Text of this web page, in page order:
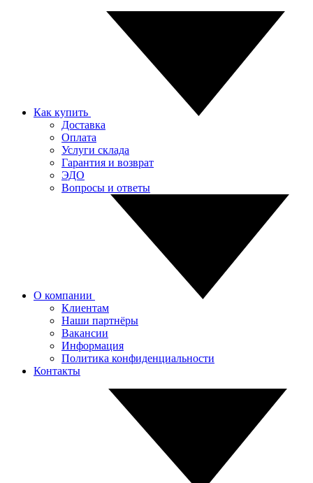
Как купить
Доставка
Оплата
Услуги склада
Гарантия и возврат
ЭДО
Вопросы и ответы
О компании
Клиентам
Наши партнёры
Вакансии
Информация
Политика конфиденциальности
Контакты